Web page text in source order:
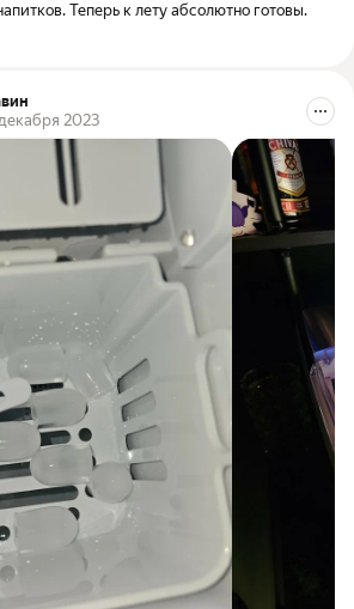
Теперь к лету абсолютно готовы.
2023